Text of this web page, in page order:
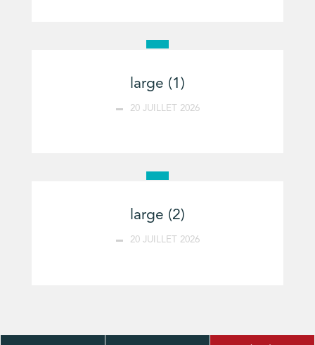
large (1)
20 JUILLET 2026
large (2)
20 JUILLET 2026